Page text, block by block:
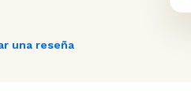
una reseña